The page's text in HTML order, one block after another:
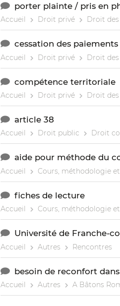
porter plainte / pris en
Accueil Droit privé Droit
cessation des
Accueil Droit privé Droit
compétence territoriale
Accueil Droit privé Droit
article 38
Accueil Droit public Droit
aide pour méthode du
Accueil Cours, méthodologie
fiches de lecture
Accueil Cours, méthodologie
Université de Franche-
Accueil Autres Rencontres
besoin de reconfort
Accueil Autres A Bâtons